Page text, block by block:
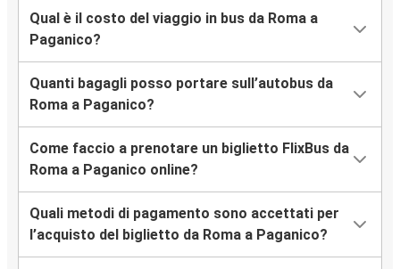
Qual è il costo del viaggio in bus da Roma a
Paganico?
Quanti bagagli posso portare sull’autobus da
Roma a Paganico?
Come faccio a prenotare un biglietto FlixBus da
Roma a Paganico online?
Quali metodi di pagamento sono accettati per
l’acquisto del biglietto da Roma a Paganico?